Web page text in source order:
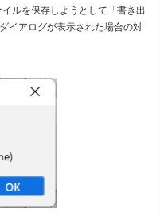
(cmo3, can3, moc3)可以
什么？
用Cubism Editor、
法
macOS的更新／计划更换
错误时
ルを保存しようとして「書き出
イアログが表示された場合の対